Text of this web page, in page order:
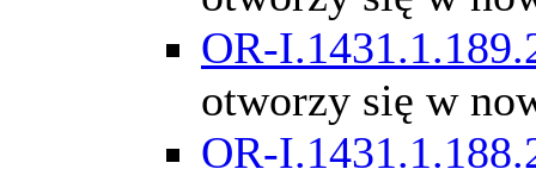
OR-
otworzy się w
OR-